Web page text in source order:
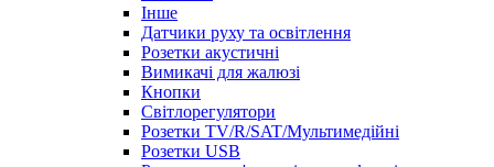
Інше
Датчики руху та освітлення
Розетки акустичні
Вимикачі для жалюзі
Кнопки
Світлорегулятори
Розетки TV/R/SAT/Мультимедійні
Розетки USB